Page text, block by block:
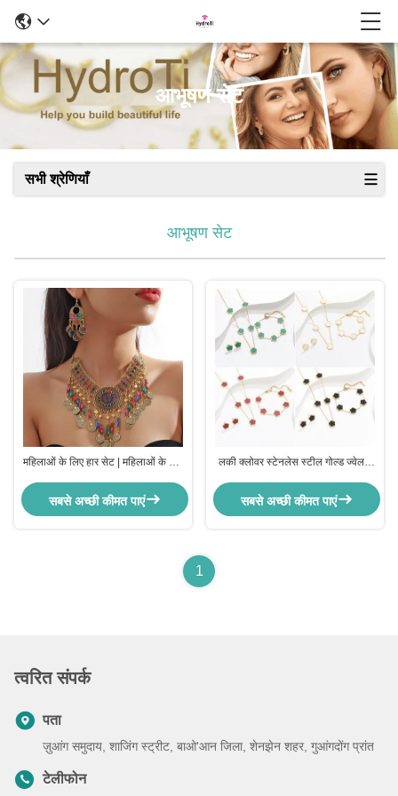
आभूषण सेट
सभी श्रेणियाँ
आभूषण सेट
महिलाओं के लिए हार सेट | महिलाओं के लिए
| महिलाओं के लिए मंदिर आभूषण सेट
सबसे अच्छी कीमत पाएं
लकी क्लोवर स्टेनलेस स्टील गोल्ड ज्वेलरी
चेन
सबसे अच्छी कीमत पाएं
1
त्वरित संपर्क
पता
ज़ुआंग समुदाय, शाजिंग स्ट्रीट, बाओ'आन जिला, शेनझेन शहर, गुआंगदोंग प्रांत
टेलीफोन